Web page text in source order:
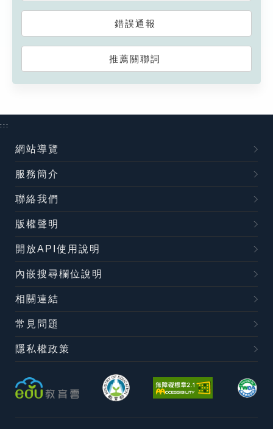
錯誤通報
推薦關聯詞
:::
網站導覽
服務簡介
聯絡我們
版權聲明
開放API使用說明
內嵌搜尋欄位說明
相關連結
常見問題
隱私權政策